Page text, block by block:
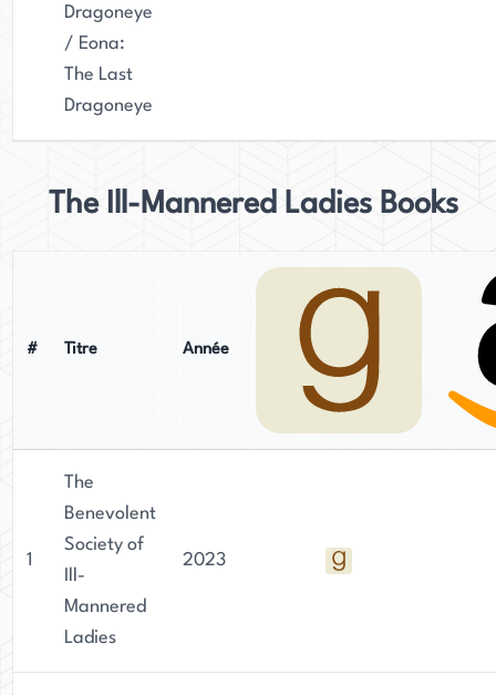
Dragoneye
/ Eona:
The Last
Dragoneye
The Ill-Mannered Ladies Books
# Titre Année
1
The
Benevolent
Society of
Ill-
Mannered
Ladies
2023